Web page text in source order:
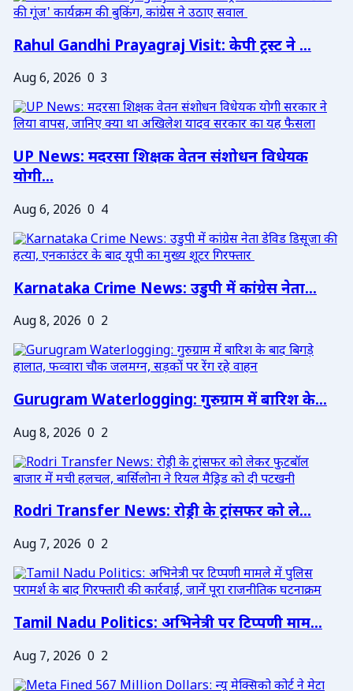
Rahul Gandhi Prayagraj Visit: केपी ट्रस्ट ने ...
Aug 6, 2026 0 3
UP News: मदरसा शिक्षक वेतन संशोधन विधेयक
योगी...
Aug 6, 2026 0 4
Karnataka Crime News: उडुपी में कांग्रेस नेता...
Aug 8, 2026 0 2
Gurugram Waterlogging: गुरुग्राम में बारिश के...
Aug 8, 2026 0 2
Rodri Transfer News: रोड्री के ट्रांसफर को ले...
Aug 7, 2026 0 2
Tamil Nadu Politics: अभिनेत्री पर टिप्पणी माम...
Aug 7, 2026 0 2